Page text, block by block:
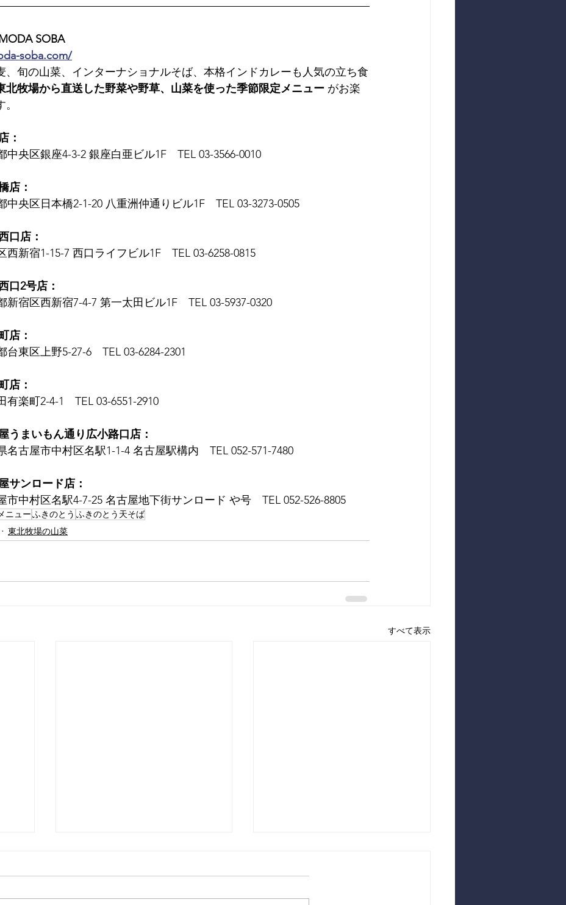
SOBA
soba.com/
、旬の山菜、インターナショナルそば、本格インドカレーも人気の立ち食
北牧場から直送した野菜や野草、山菜を使った季節限定メニュー がお楽
：
中央区銀座4-3-2 銀座白亜ビル1F　TEL 03-3566-0010
店：
中央区日本橋2-1-20 八重洲仲通りビル1F　TEL 03-3273-0505
口店：
西新宿1-15-7 西口ライフビル1F　TEL 03-6258-0815
口2号店：
新宿区西新宿7-4-7 第一太田ビル1F　TEL 03-5937-0320
店：
台東区上野5-27-6　TEL 03-6284-2301
店：
有楽町2-4-1　TEL 03-6551-2910
うまいもん通り広小路口店：
名古屋市中村区名駅1-1-4 名古屋駅構内　TEL 052-571-7480
サンロード店：
市中村区名駅4-7-25 名古屋地下街サンロード や号　TEL 052-526-8805
ニューふきのとう ふきのとう天そば
東北牧場の山菜
すべて表示